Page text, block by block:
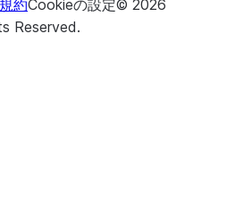
約Cookieの設定© 2026
Reserved.